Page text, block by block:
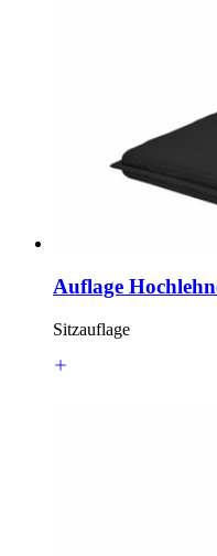
Auflage
Sitzauflage